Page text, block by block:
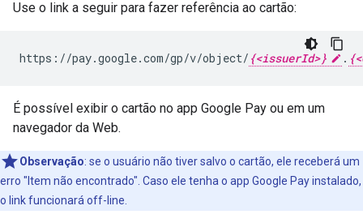
Use o link a seguir para fazer referência ao cartão:
https://pay.google.com/gp/v/object/ {<issuerId>} .
É possível exibir o cartão no app Google Pay ou em um
navegador da Web.
Observação: se o usuário não tiver salvo o cartão, ele receberá um
erro "Item não encontrado". Caso ele tenha o app Google Pay instalado,
o link funcionará off-line.